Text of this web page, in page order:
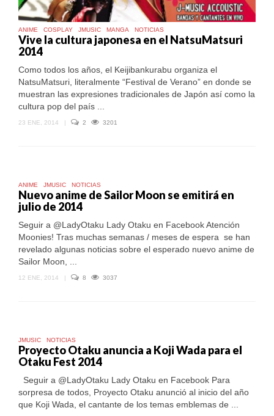
ANIME COSPLAY JMUSIC MANGA NOTICIAS
Vive la cultura japonesa en el NatsuMatsuri
2014
Como todos los años, el Keijibankurabu organiza el
NatsuMatsuri, literalmente “Festival de Verano” en donde se
muestran las expresiones tradicionales de Japón así como la
cultura pop del país ...
23 ENE, 2014 | 2 3201
ANIME JMUSIC NOTICIAS
Nuevo anime de Sailor Moon se emitirá en
julio de 2014
Seguir a @LadyOtaku Lady Otaku en Facebook Atención
Moonies! Tras muchas semanas / meses de espera se han
revelado algunas noticias sobre el esperado nuevo anime de
Sailor Moon, ...
12 ENE, 2014 | 8 3037
JMUSIC NOTICIAS
Proyecto Otaku anuncia a Koji Wada para el
Otaku Fest 2014
Seguir a @LadyOtaku Lady Otaku en Facebook Para
sorpresa de todos, Proyecto Otaku anunció al inicio del año
que Koji Wada, el cantante de los temas emblemas de ...